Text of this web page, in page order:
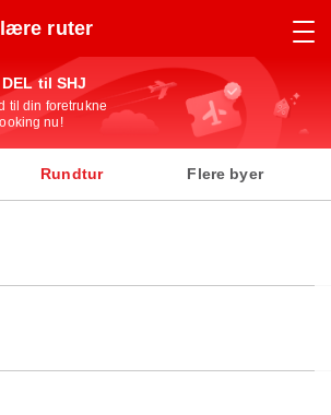
ruter
til SHJ
til din foretrukne
nu!
Rundtur Flere byer